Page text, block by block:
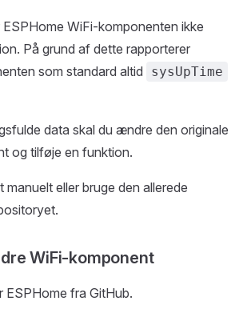
WiFi-komponenten ikke
På grund af dette rapporterer
som standard altid
sysUpTime
data skal du ændre den originale
og tilføje en funktion.
manuelt eller bruge den allerede
WiFi-komponent
ESPHome fra GitHub.